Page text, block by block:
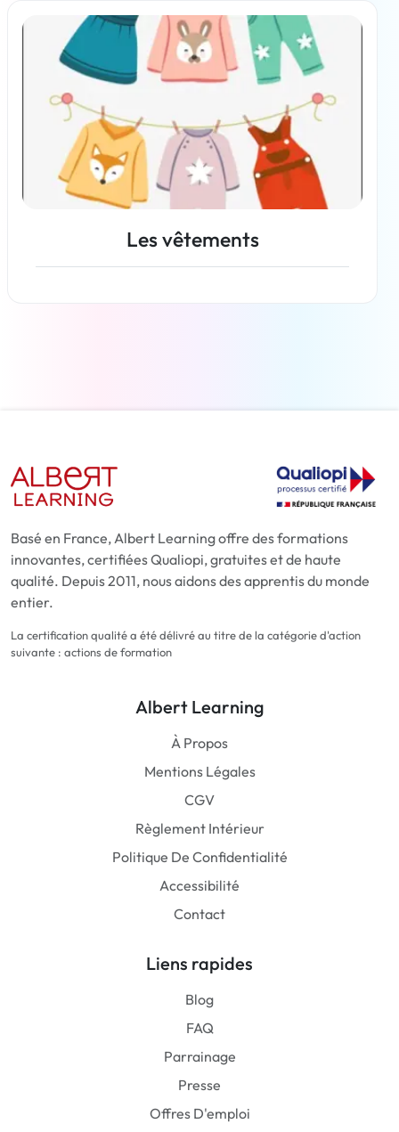
En savoir plus
Les vêtements
Basé en France, Albert Learning offre des formations
innovantes, certifiées Qualiopi, gratuites et de haute
qualité. Depuis 2011, nous aidons des apprentis du monde
entier.
La certification qualité a été délivré au titre de la catégorie d'action
suivante : actions de formation
Albert Learning
À Propos
Mentions Légales
CGV
Règlement Intérieur
Politique De Confidentialité
Accessibilité
Contact
Liens rapides
Blog
FAQ
Parrainage
Presse
Offres D'emploi